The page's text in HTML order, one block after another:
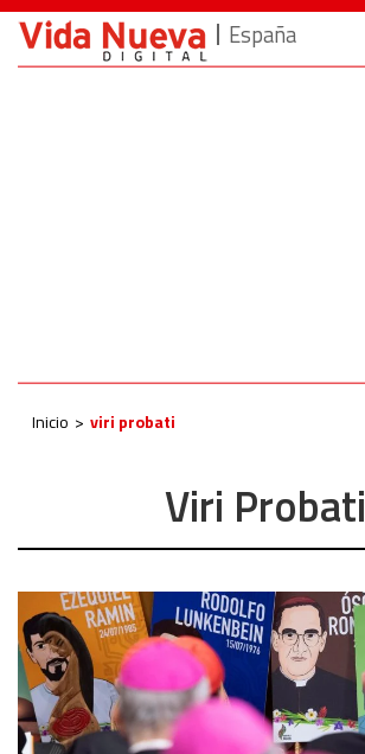
España
Inicio viri probati
Viri Probati